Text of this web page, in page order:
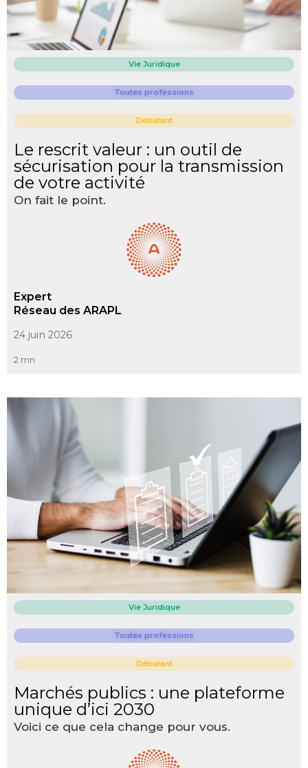
Vie Juridique
Toutes professions
Débutant
Le rescrit valeur : un outil de
sécurisation pour la transmission
de votre activité
On fait le point.
Expert
Réseau des ARAPL
24 juin 2026
2 mn
Vie Juridique
Toutes professions
Débutant
Marchés publics : une plateforme
unique d’ici 2030
Voici ce que cela change pour vous.